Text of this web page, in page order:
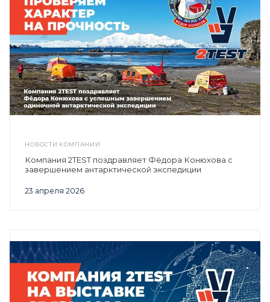
НОВОСТИ КОМПАНИИ
23 апреля 2026
Компания 2TEST поздравляет Фёдора Конюхова с
завершением антарктической экспедиции